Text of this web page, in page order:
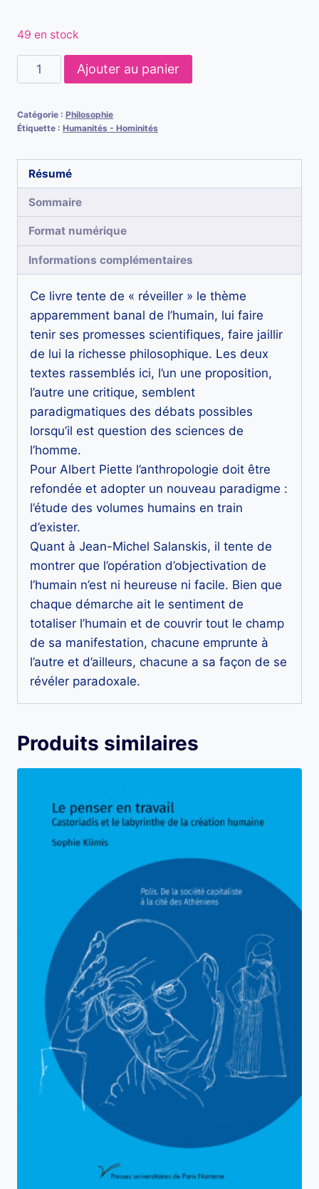
49 en stock
quantité
de
impensé
Ajouter au panier
Catégorie : Philosophie
Étiquette : Humanités - Hominités
Résumé
Sommaire
Format numérique
Informations complémentaires
Ce livre tente de « réveiller » le thème
apparemment banal de l’humain, lui faire
tenir ses promesses scientifiques, faire jaillir
de lui la richesse philosophique. Les deux
textes rassemblés ici, l’un une proposition,
l’autre une critique, semblent
paradigmatiques des débats possibles
lorsqu’il est question des sciences de
l’homme.
Pour Albert Piette l’anthropologie doit être
refondée et adopter un nouveau paradigme :
l’étude des volumes humains en train
d’exister.
Quant à Jean-Michel Salanskis, il tente de
montrer que l’opération d’objectivation de
l’humain n’est ni heureuse ni facile. Bien que
chaque démarche ait le sentiment de
totaliser l’humain et de couvrir tout le champ
de sa manifestation, chacune emprunte à
l’autre et d’ailleurs, chacune a sa façon de se
révéler paradoxale.
Produits similaires